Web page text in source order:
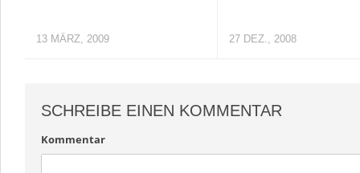
13 MÄRZ, 2009 27 DEZ., 2008
SCHREIBE EINEN KOMMENTAR
Kommentar